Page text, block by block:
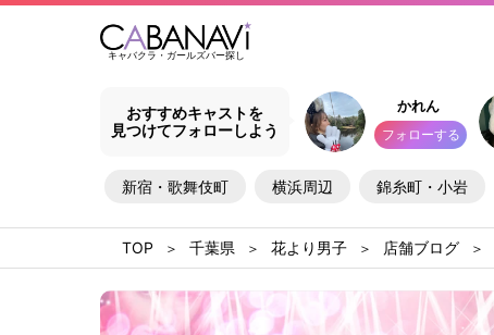
キャバクラ・ガールズバー探し
おすすめキャストを
見つけてフォローしよう
かれん
フォローする
新宿・歌舞伎町 横浜周辺 錦糸町・小岩
千葉県 花より男子 店舗ブログ